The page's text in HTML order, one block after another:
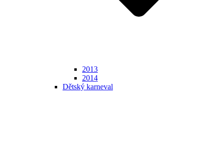
2013
2014
Dětský karneval